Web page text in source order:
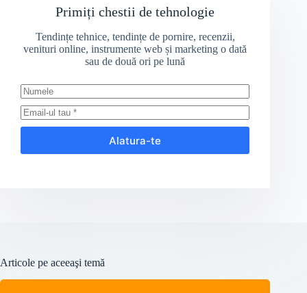
Primiți chestii de tehnologie
Tendințe tehnice, tendințe de pornire, recenzii,
venituri online, instrumente web și marketing o dată
sau de două ori pe lună
Alatura-te
Articole pe aceeaşi temă